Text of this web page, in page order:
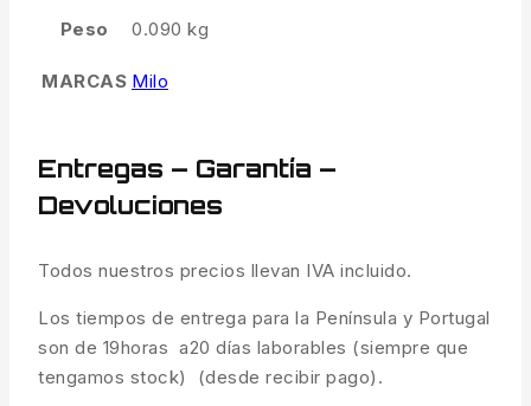
Peso 0.090 kg
MARCAS Milo
Entregas – Garantía –
Devoluciones
Todos nuestros precios llevan IVA incluido.
Los tiempos de entrega para la Península y Portugal
son de 19horas a20 días laborables (siempre que
tengamos stock) (desde recibir pago).